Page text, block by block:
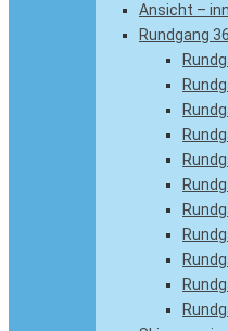
Ansicht –
Rundgang